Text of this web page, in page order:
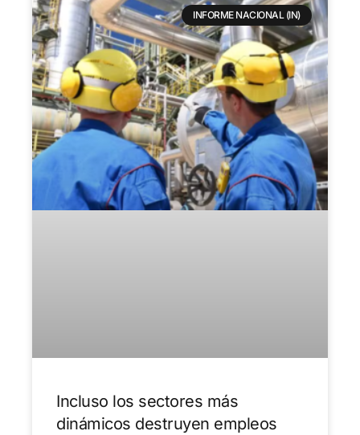
INFORME NACIONAL (IN)
Incluso los sectores más
dinámicos destruyen empleos